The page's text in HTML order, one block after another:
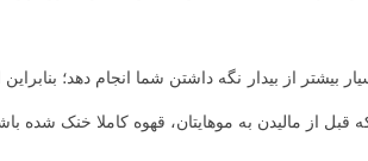
بیشتر از بیدار نگه داشتن شما انجام دهد؛
از مالیدن به موهایتان، قهوه کاملا خنک شده